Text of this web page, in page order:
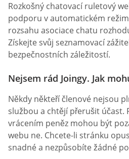
Rozkošný chatovací ruletový
podporu v automatickém
rozsahu asociace chatu
Získejte svůj seznamovací
bezpečnostních záležitostí.
Nejsem rád Joingy. Jak
Někdy někteří členové nejsou
službou a chtějí přerušit účast.
vrácením peněz mohou být
webu ne. Chcete-li stránku
snadné a nezpůsobíte žádné